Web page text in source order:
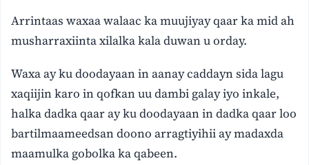
Arrintaas waxaa walaac ka muujiyay qaar ka mid ah
musharraxiinta xilalka kala duwan u orday.
Waxa ay ku doodayaan in aanay caddayn sida lagu
xaqiijin karo in qofkan uu dambi galay iyo inkale,
halka dadka qaar ay ku doodayaan in dadka qaar loo
bartilmaameedsan doono arragtiyihii ay madaxda
maamulka gobolka ka qabeen.